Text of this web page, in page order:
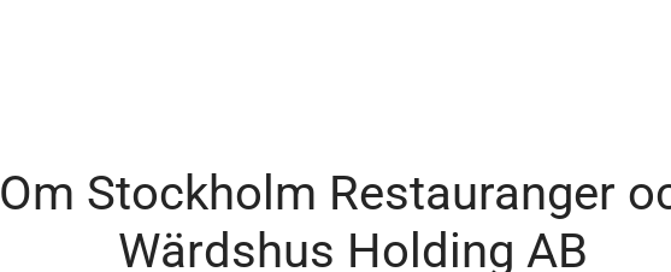
Om Stockholm Restauranger
Wärdshus Holding AB